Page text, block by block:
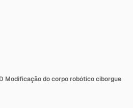
Modificação do corpo robótico ciborgue